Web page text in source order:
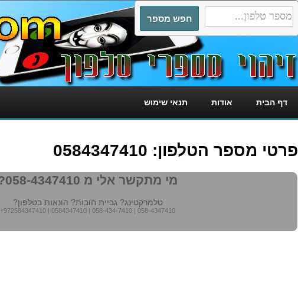
דף הבית אודות תנאי שימוש
פרטי מספר הטלפון: 0584347410
מי מתקשר אלי מ 058-4347410?
טלמרקטינג? גביית חובות? הונאות בטלפון?
+972584347410 | 0584347410 | 058-434-7410 | 058-4347410